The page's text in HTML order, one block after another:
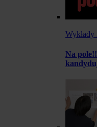
Wykłady
Na